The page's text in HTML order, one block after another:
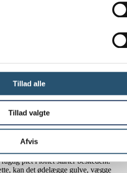
Tillad alle
Tillad valgte
Afvis
Hvis det fortsætter, ender det med total
Vi spuler afløb, fjerner tilstopninger
og rådgiver om forebyggelse.
og belaster miljøet. Vi
eller hele mekanismen, så toilettet
varme – har ofte luft i systemet,
lavt tryk i varmeanlægget. Vi aflufte
tjekker trykket, så radiatoren varmer
– En dryppende vandhane, utæt
plet i loftet starter beskedent.
kan det ødelægge gulve, vægge